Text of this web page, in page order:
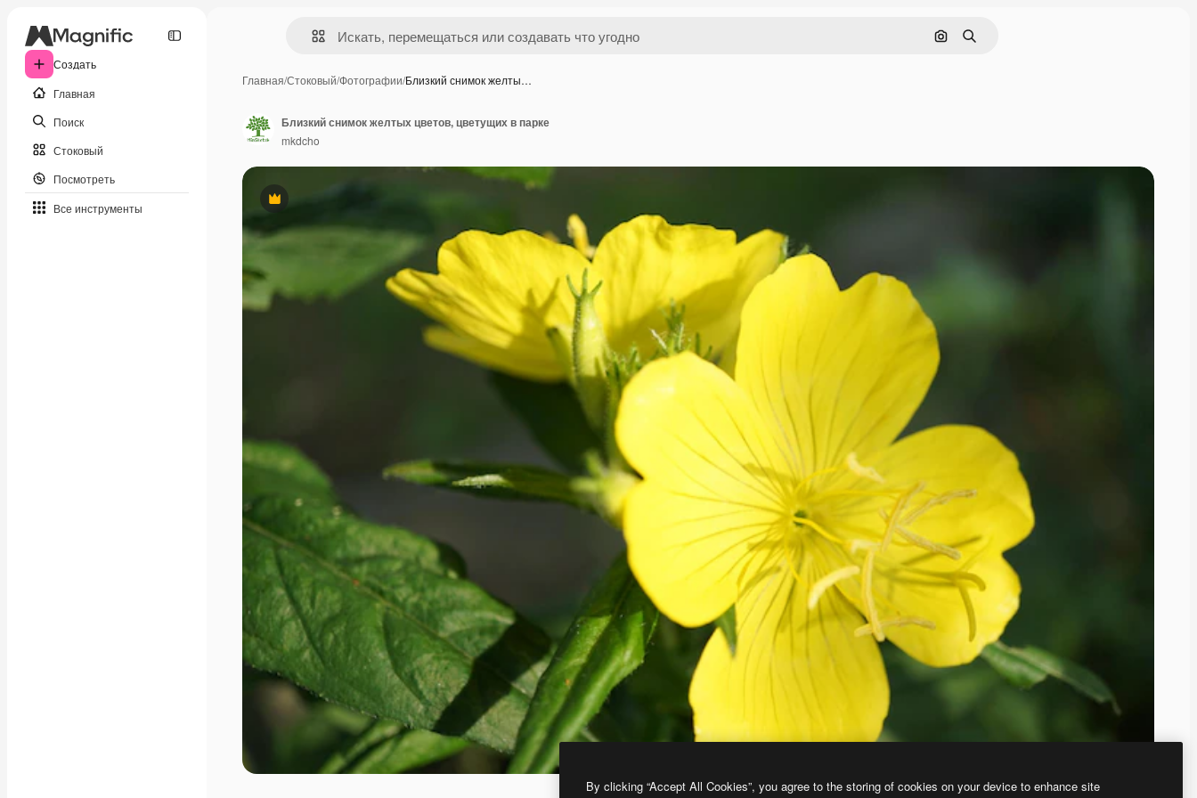
Создать
Главная
Поиск
Стоковый
Посмотреть
Все инструменты
Поиск по изображению
Поиск
Главная/Стоковый/Фотографии/Близкий снимок желты…
Премиум
Близкий снимок желтых цветов, цветущих в парке
mkdcho
By clicking “Accept All Cookies”, you agree to the storing of cookies on your device to enhance site